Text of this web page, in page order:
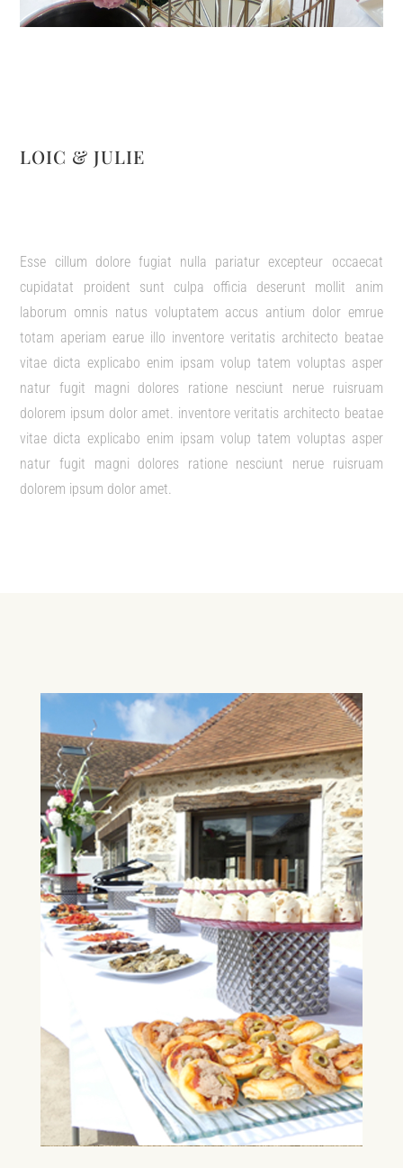
LOIC & JULIE
Esse cillum dolore fugiat nulla pariatur excepteur occaecat
cupidatat proident sunt culpa officia deserunt mollit anim
laborum omnis natus voluptatem accus antium dolor emrue
totam aperiam earue illo inventore veritatis architecto beatae
vitae dicta explicabo enim ipsam volup tatem voluptas asper
natur fugit magni dolores ratione nesciunt nerue ruisruam
dolorem ipsum dolor amet. inventore veritatis architecto beatae
vitae dicta explicabo enim ipsam volup tatem voluptas asper
natur fugit magni dolores ratione nesciunt nerue ruisruam
dolorem ipsum dolor amet.